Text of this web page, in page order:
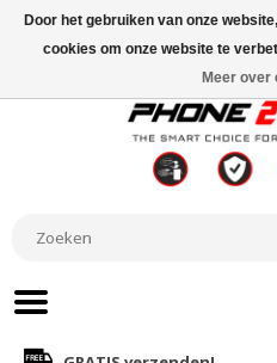
Door het gebruiken van onze
cookies om onze website te
Meer over